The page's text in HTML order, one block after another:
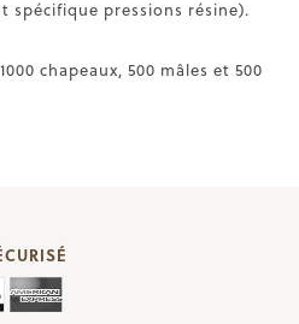
pressions résine).
chapeaux, 500 mâles et 500